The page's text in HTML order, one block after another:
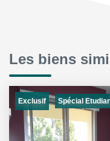
Les biens
Exclusif Spécial